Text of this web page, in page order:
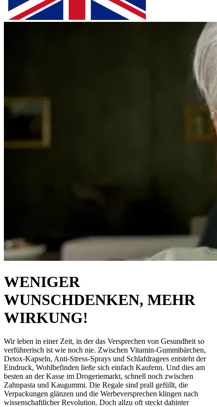
WENIGER
WUNSCHDENKEN, MEHR
WIRKUNG!
Wir leben in einer Zeit, in der das Versprechen von Gesundheit so
verführerisch ist wie noch nie. Zwischen Vitamin-Gummibärchen,
Detox-Kapseln, Anti-Stress-Sprays und Schlafdragees entsteht der
Eindruck, Wohlbefinden ließe sich einfach Kaufenn. Und dies am
besten an der Kasse im Drogeriemarkt, schnell noch zwischen
Zahnpasta und Kaugummi. Die Regale sind prall gefüllt, die
Verpackungen glänzen und die Werbeversprechen klingen nach
wissenschaftlicher Revolution. Doch allzu oft steckt dahinter